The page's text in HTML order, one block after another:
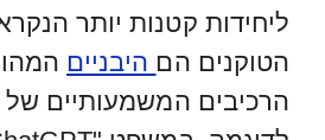
ליחידות קטנות יותר
הטוקנים הם היבניים
הרכיבים המשמעותיים